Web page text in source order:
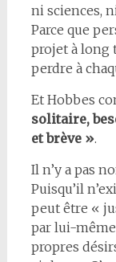
ni sciences,
Parce que
projet à long
perdre à
Et Hobbes
solitaire,
et brève ».
Il n’y a pas
Puisqu’il
peut être «
par lui-
propres